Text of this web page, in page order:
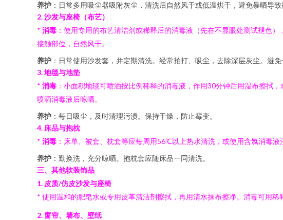
养护 ：日常多用吸尘器吸附灰尘，清洗后自然风干或低温烘干，避免暴晒导致
2. 沙发与座椅（布艺）
* 消毒 ：使用专用的布艺清洁剂或稀释后的消毒液（先在不显眼处测试褪色
接触部位，自然风干。
养护 ：日常使用沙发套，并定期清洗。经常拍打、吸尘，去除深层灰尘。避免
3. 地毯与地垫
* 消毒 ：小面积地毯可喷洒按比例稀释的消毒液，作用30分钟后用湿布擦拭
喷洒消毒液后晾晒。
养护 ：每日吸尘，及时清理污渍。保持干燥，防止霉变。
4. 床品与抱枕
* 消毒 ：床单、被套、枕套等应每周用56℃以上热水清洗，或使用含氯消毒
养护 ：勤换洗，充分晾晒。抱枕套应随床品一同清洗。
三、其他软装饰品
1. 皮质/仿皮沙发与座椅
* 使用温和的肥皂水或专用皮革清洁剂擦拭，再用清水抹布擦净。消毒可用
2. 窗帘、墙布、壁纸